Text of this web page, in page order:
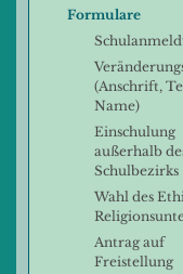
Formulare
(Anschrift,
Name)
Einschulung
außerhalb
Schulbezirks
Wahl des
Antrag auf
Freistellung